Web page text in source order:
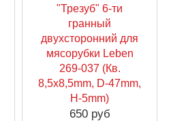
"Трезуб" 6-ти
гранный
двухсторонний для
мясорубки Leben
269-037 (Кв.
8,5х8,5mm, D-47mm,
H-5mm)
650 руб